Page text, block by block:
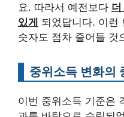
요. 따라서 예전보다
있게 되었답니다. 이런
숫자도 점차 줄어들 것
중위소득 변화의
이번 중위소득 기준은